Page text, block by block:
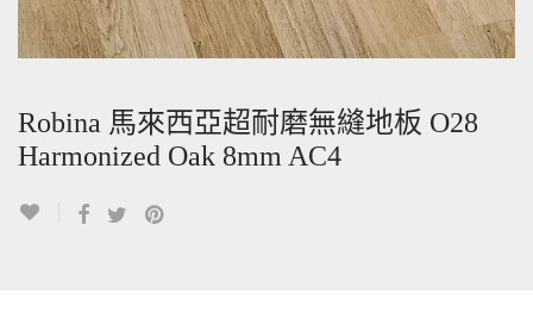
Robina 馬來西亞超耐磨無縫地板 O28
Harmonized Oak 8mm AC4